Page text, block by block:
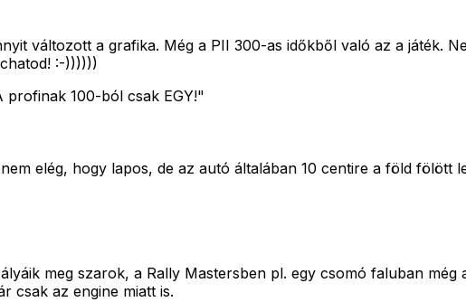
változott a grafika. Még a PII 300-as időkből való az a játék.
:-))))))
100-ból csak EGY!"
elég, hogy lapos, de az autó általában 10 centire a föld fölött
meg szarok, a Rally Mastersben pl. egy csomó faluban még
csak az engine miatt is.